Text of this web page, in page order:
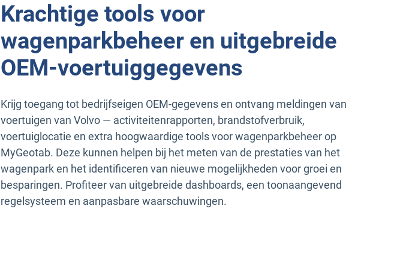
Krachtige tools voor
wagenparkbeheer en uitgebreide
OEM-voertuiggegevens
Krijg toegang tot bedrijfseigen OEM-gegevens en ontvang meldingen van
voertuigen van Volvo — activiteitenrapporten, brandstofverbruik,
voertuiglocatie en extra hoogwaardige tools voor wagenparkbeheer op
MyGeotab. Deze kunnen helpen bij het meten van de prestaties van het
wagenpark en het identificeren van nieuwe mogelijkheden voor groei en
besparingen. Profiteer van uitgebreide dashboards, een toonaangevend
regelsysteem en aanpasbare waarschuwingen.